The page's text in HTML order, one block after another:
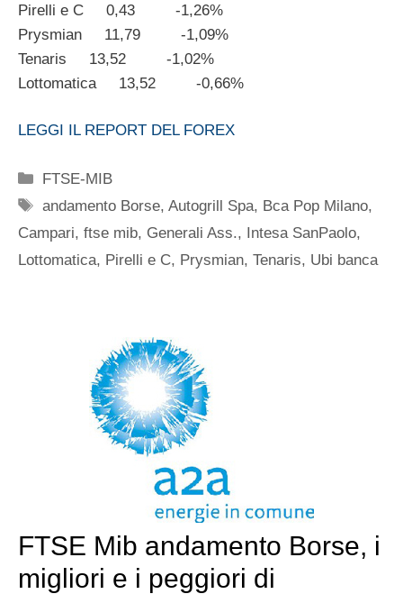
Pirelli e C 0,43 -1,26%
Prysmian 11,79 -1,09%
Tenaris 13,52 -1,02%
Lottomatica 13,52 -0,66%
LEGGI IL REPORT DEL FOREX
Categorie
FTSE-MIB
Tag
andamento Borse,Autogrill Spa, Bca Pop Milano,
Campari, ftse mib, Generali Ass., Intesa SanPaolo,
Lottomatica, Pirelli e C, Prysmian, Tenaris, Ubi banca
FTSE Mib andamento Borse, i
migliori e i peggiori di